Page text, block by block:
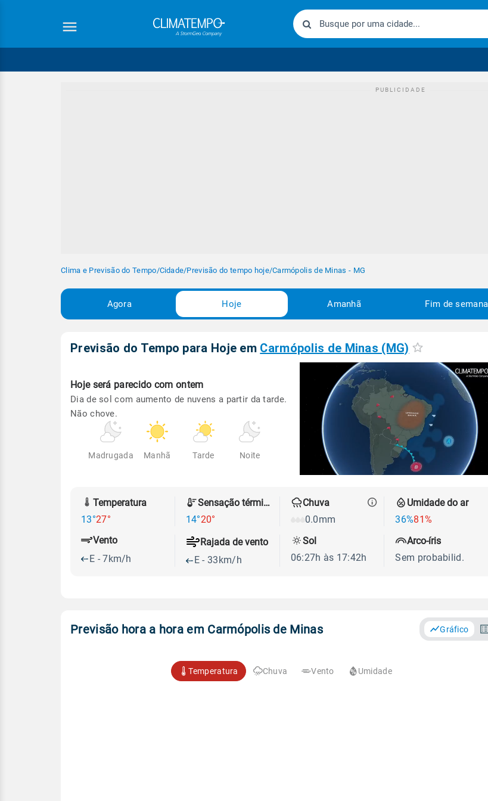
Clima e Previsão do Tempo/Cidade/Previsão do tempo hoje/Carmópolis de Minas - MG
Agora Hoje Amanhã Fim de semana
Previsão do Tempo para Hoje em Carmópolis de Minas (MG)
Hoje será parecido com ontem
Dia de sol com aumento de nuvens a partir da tarde.
Não chove.
Madrugada Manhã Tarde Noite
Temperatura
13°27°
Sensação térmica
14°20°
Chuva
0.0mm
Umidade do ar
36%81%
Vento
E - 7km/h
Rajada de vento
E - 33km/h
Sol
06:27h às 17:42h
Arco-íris
Sem probabilid.
Previsão hora a hora em Carmópolis de Minas Gráfico
Temperatura Chuva Vento Umidade